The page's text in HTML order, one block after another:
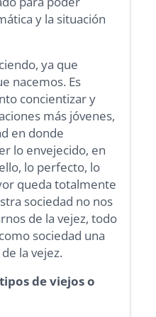
y la situación
ya que
nacemos. Es
concientizar y
más jóvenes,
en donde
lo envejecido, en
lo perfecto, lo
queda totalmente
sociedad no nos
de la vejez, todo
sociedad una
la vejez.
de viejos o